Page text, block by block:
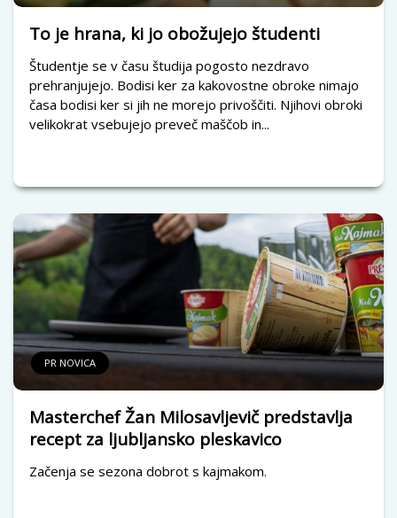
To je hrana, ki jo obožujejo študenti
Študentje se v času študija pogosto nezdravo
prehranjujejo. Bodisi ker za kakovostne obroke nimajo
časa bodisi ker si jih ne morejo privoščiti. Njihovi obroki
velikokrat vsebujejo preveč maščob in...
PR NOVICA
Masterchef Žan Milosavljevič predstavlja
recept za ljubljansko pleskavico
Začenja se sezona dobrot s kajmakom.